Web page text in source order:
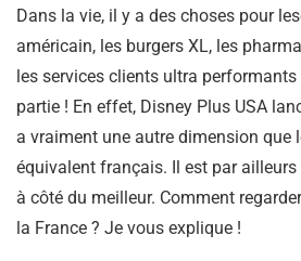
Dans la vie, il y a des choses pour
américain, les burgers XL, les
les services clients ultra
partie ! En effet, Disney Plus USA
a vraiment une autre dimension que
équivalent français. Il est par
à côté du meilleur. Comment
la France ? Je vous explique !